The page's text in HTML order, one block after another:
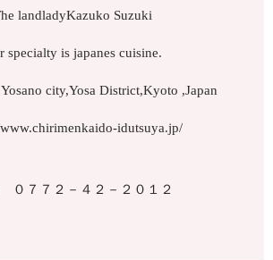
landladyKazuko Suzuki
specialty is japanes cuisine.
city,Yosa District,Kyoto ,Japan
idutsuya.jp/
０７７２－４２－２０１２